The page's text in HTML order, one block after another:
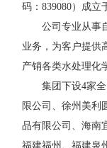
码：839080）成立
公司专业从事
业务，为客户提供
产销各类水处理化
集团下设4家
限公司、徐州美利
品有限公司、海南
福建福州、福建泉